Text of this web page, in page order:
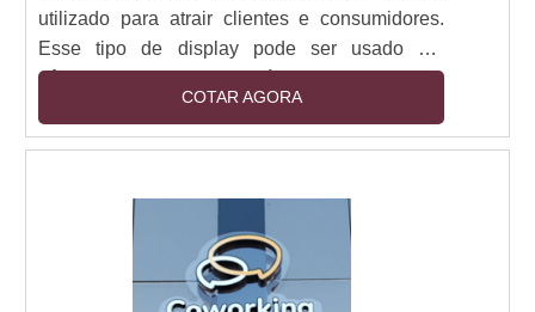
utilizado para atrair clientes e consumidores.
Esse tipo de display pode ser usado em
gôndolas ou pontos específicos do PDV, e tem
como principal característica a interação do
consumidor com o produto.O uso de glorifier
com o produto e em alguns casos, permite que
seja distribuída uma amostra. Além disso, é
uma excelente opção para lançamentos e
divulgação....
COTAR AGORA